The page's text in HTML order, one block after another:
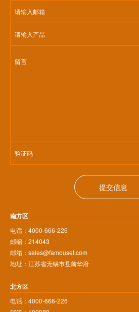
提交信息
南方区
电话：4000-666-226
邮编：214043
邮箱：sales@famouset.com
地址：江苏省无锡市县前华府
北方区
电话：4000-666-226